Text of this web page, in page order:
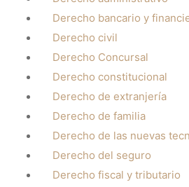
Derecho bancario y
Derecho civil
Derecho Concursal
Derecho constitucional
Derecho de extranjería
Derecho de familia
Derecho de las nuevas
Derecho del seguro
Derecho fiscal y tributario